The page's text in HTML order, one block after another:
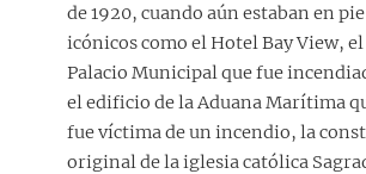
de 1920, cuando aún estaban en
icónicos como el Hotel Bay View,
Palacio Municipal que fue
el edificio de la Aduana Marítima
fue víctima de un incendio, la
original de la iglesia católica